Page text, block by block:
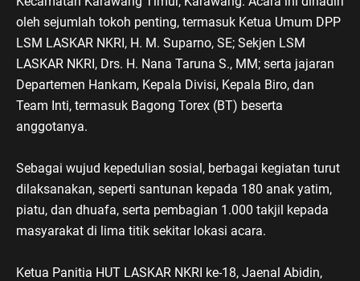
oleh sejumlah tokoh penting, termasuk Ketua Umum DPP
LSM LASKAR NKRI, H. M. Suparno, SE; Sekjen LSM
LASKAR NKRI, Drs. H. Nana Taruna S., MM; serta jajaran
Departemen Hankam, Kepala Divisi, Kepala Biro, dan
Team Inti, termasuk Bagong Torex (BT) beserta
anggotanya.
Sebagai wujud kepedulian sosial, berbagai kegiatan turut
dilaksanakan, seperti santunan kepada 180 anak yatim,
piatu, dan dhuafa, serta pembagian 1.000 takjil kepada
masyarakat di lima titik sekitar lokasi acara.
Ketua Panitia HUT LASKAR NKRI ke-18, Jaenal Abidin,